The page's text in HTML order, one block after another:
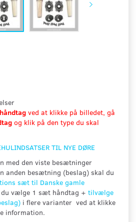
ved at klikke på billedet, gå
og klik på den type du skal
TIL NYE DØRE
med den viste besætninger
anden besætning (beslag) skal du
sæt til Danske gamle
du vælge 1 sæt håndtag + tilvælge
i flere varianter ved at klikke
information.